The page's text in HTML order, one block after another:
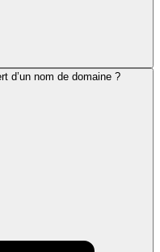
d’un nom de domaine ?